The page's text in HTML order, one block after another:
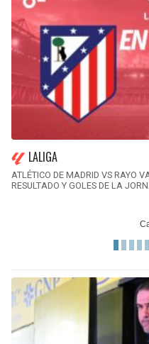
LALIGA
ATLÉTICO DE MADRID VS RAYO
RESULTADO Y GOLES DE LA